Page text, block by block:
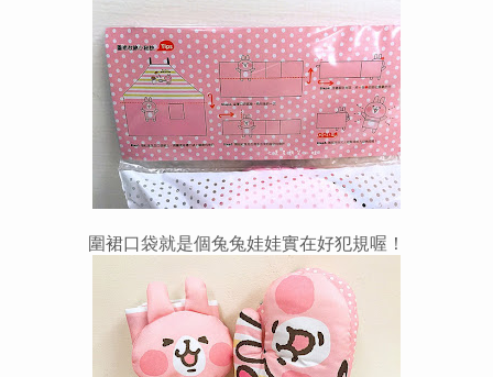
圍裙口袋就是個兔兔娃娃實在好犯規喔！